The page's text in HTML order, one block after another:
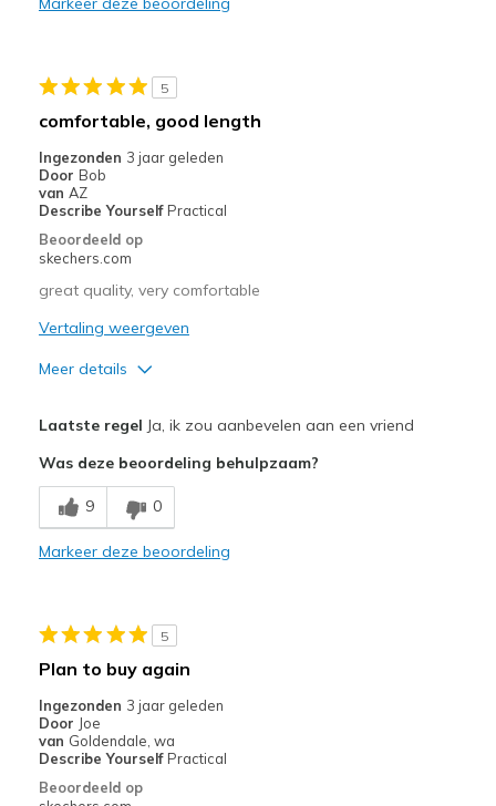
Not enough colors
Casual Wear
Sizing
Feels true to size
5
comfortable, good length
Ingezonden 3 jaar geleden
Door Bob
van AZ
Describe Yourself Practical
Beoordeeld op
skechers.com
great quality, very comfortable
Vertaling weergeven
Meer details
Breathe Well
Comfortable
Laatste regel Ja, ik zou aanbevelen aan een vriend
Was deze beoordeling behulpzaam?
9 0
Markeer deze beoordeling
5
Plan to buy again
Ingezonden 3 jaar geleden
Door Joe
van Goldendale, wa
Describe Yourself Practical
Beoordeeld op